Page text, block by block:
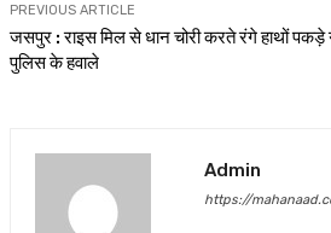
PREVIOUS ARTICLE
जसपुर : राइस मिल से धान चोरी करते रंगे हाथों पकड़े
पुलिस के हवाले
Admin
https://